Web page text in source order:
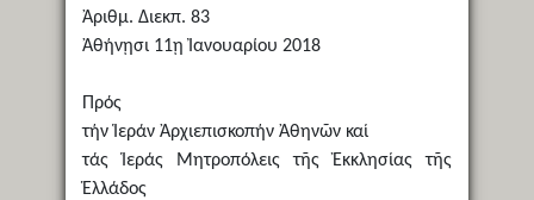
Ἀριθμ. Διεκπ. 83
Ἀθήνῃσι 11ῃ Ἰανουαρίου 2018
Πρός
τήν Ἱεράν Ἀρχιεπισκοπήν Ἀθηνῶν καί
τάς Ἱεράς Μητροπόλεις τῆς Ἐκκλησίας τῆς
Ἑλλάδος